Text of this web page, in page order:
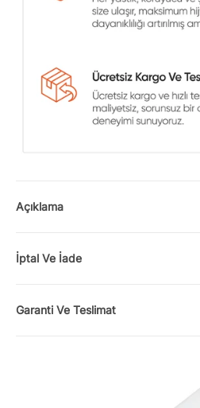
Açıklama
İptal Ve İade
Garanti Ve Teslimat